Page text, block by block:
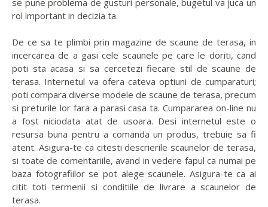
se pune problema de gusturi personale, bugetul va juca un
rol important in decizia ta.
De ce sa te plimbi prin magazine de scaune de terasa, in
incercarea de a gasi cele scaunele pe care le doriti, cand
poti sta acasa si sa cercetezi fiecare stil de scaune de
terasa. Internetul va ofera cateva optiuni de cumparaturi;
poti compara diverse modele de scaune de terasa, precum
si preturile lor fara a parasi casa ta. Cumpararea on-line nu
a fost niciodata atat de usoara. Desi internetul este o
resursa buna pentru a comanda un produs, trebuie sa fi
atent. Asigura-te ca citesti descrierile scaunelor de terasa,
si toate de comentariile, avand in vedere fapul ca numai pe
baza fotografiilor se pot alege scaunele. Asigura-te ca ai
citit toti termenii si conditiile de livrare a scaunelor de
terasa.